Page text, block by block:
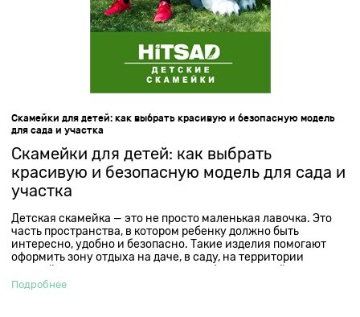
Скамейки для детей: как выбрать красивую и безопасную модель
для сада и участка
Скамейки для детей: как выбрать
красивую и безопасную модель для сада и
участка
Детская скамейка — это не просто маленькая лавочка. Это
часть пространства, в котором ребенку должно быть
интересно, удобно и безопасно. Такие изделия помогают
оформить зону отдыха на даче, в саду, на территории
детской площадки, у дома отдыха, кафе или семейного
комплекса. Особенно хорошо работают модели с
Подробнее